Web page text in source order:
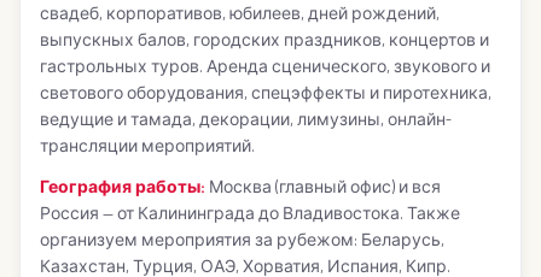
свадеб, корпоративов, юбилеев, дней рождений,
выпускных балов, городских праздников, концертов и
гастрольных туров. Аренда сценического, звукового и
светового оборудования, спецэффекты и пиротехника,
ведущие и тамада, декорации, лимузины, онлайн-
трансляции мероприятий.
География работы: Москва (главный офис) и вся
Россия — от Калининграда до Владивостока. Также
организуем мероприятия за рубежом: Беларусь,
Казахстан, Турция, ОАЭ, Хорватия, Испания, Кипр.